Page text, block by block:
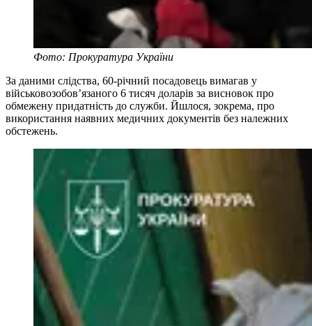
Фото: Прокуратура України
За даними слідства, 60-річний посадовець вимагав у
військовозобов’язаного 6 тисяч доларів за висновок про
обмежену придатність до служби. Йшлося, зокрема, про
використання наявних медичних документів без належних
обстежень.